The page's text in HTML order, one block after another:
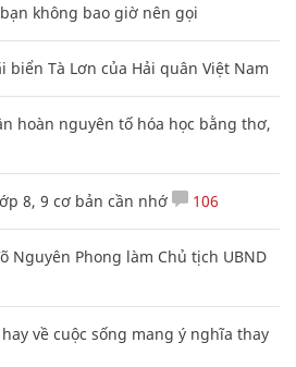
không bao giờ nên gọi
biển Tà Lơn của Hải quân Việt Nam
hoàn nguyên tố hóa học bằng thơ,
8, 9 cơ bản cần nhớ 106
Nguyên Phong làm Chủ tịch UBND
về cuộc sống mang ý nghĩa thay